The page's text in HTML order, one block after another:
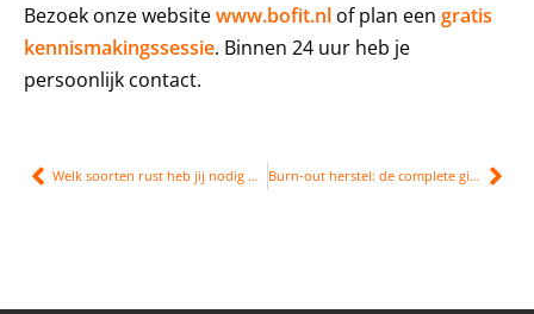
Bezoek onze websitewww.bofit.nl of plan een gratis
kennismakingssessie. Binnen 24 uur heb je
persoonlijk contact.
Welk soorten rust heb jij nodig deze zomer? Burn-out herstel: de complete gids van uitval tot duurzaam herstel